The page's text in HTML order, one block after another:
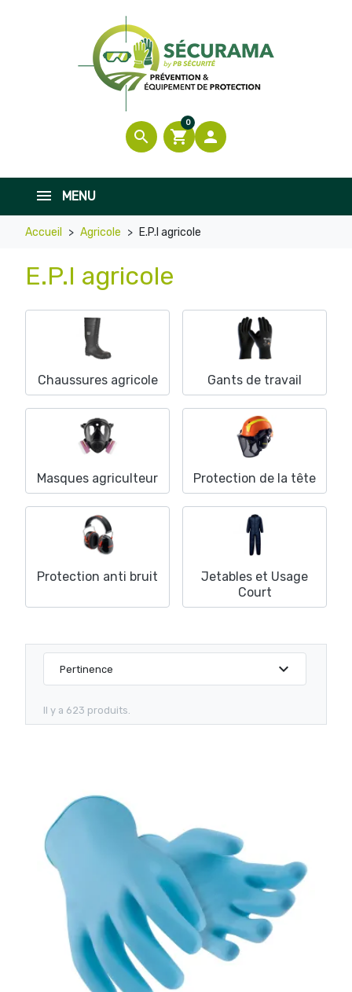
search shopping_cart
0

MENU
Accueil Agricole E.P.I agricole
E.P.I agricole
Chaussures agricole Gants de travail
Masques agriculteur Protection de la tête
Protection anti bruit
Jetables et Usage
Court
Il y a 623 produits.
Pertinence expand_more